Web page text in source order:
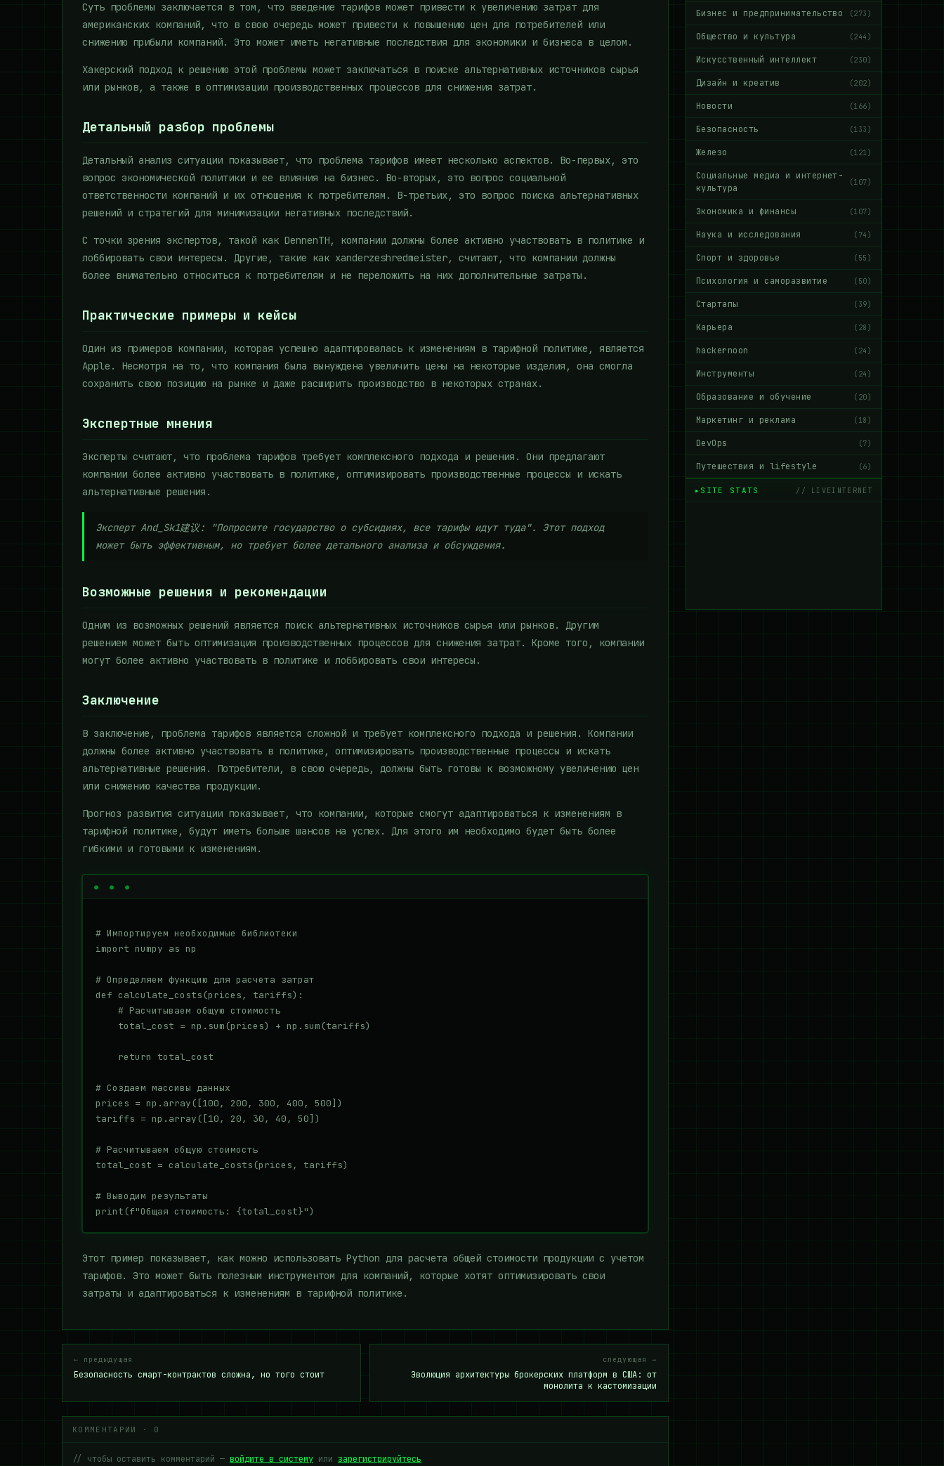
Суть проблемы заключается в том, что введение тарифов может привести к увеличению затрат для
американских компаний, что в свою очередь может привести к повышению цен для потребителей или
снижению прибыли компаний. Это может иметь негативные последствия для экономики и бизнеса в целом.
Хакерский подход к решению этой проблемы может заключаться в поиске альтернативных источников сырья
или рынков, а также в оптимизации производственных процессов для снижения затрат.
Детальный разбор проблемы
Детальный анализ ситуации показывает, что проблема тарифов имеет несколько аспектов. Во-первых, это
вопрос экономической политики и ее влияния на бизнес. Во-вторых, это вопрос социальной
ответственности компаний и их отношения к потребителям. В-третьих, это вопрос поиска альтернативных
решений и стратегий для минимизации негативных последствий.
С точки зрения экспертов, такой как DennenTH, компании должны более активно участвовать в политике и
лоббировать свои интересы. Другие, такие как xanderzeshredmeister, считают, что компании должны
более внимательно относиться к потребителям и не переложить на них дополнительные затраты.
Практические примеры и кейсы
Один из примеров компании, которая успешно адаптировалась к изменениям в тарифной политике, является
Apple. Несмотря на то, что компания была вынуждена увеличить цены на некоторые изделия, она смогла
сохранить свою позицию на рынке и даже расширить производство в некоторых странах.
Экспертные мнения
Эксперты считают, что проблема тарифов требует комплексного подхода и решения. Они предлагают
компании более активно участвовать в политике, оптимизировать производственные процессы и искать
альтернативные решения.
Эксперт And_Sk1建议: "Попросите государство о субсидиях, все тарифы идут туда". Этот подход
может быть эффективным, но требует более детального анализа и обсуждения.
Возможные решения и рекомендации
Одним из возможных решений является поиск альтернативных источников сырья или рынков. Другим
решением может быть оптимизация производственных процессов для снижения затрат. Кроме того, компании
могут более активно участвовать в политике и лоббировать свои интересы.
Заключение
В заключение, проблема тарифов является сложной и требует комплексного подхода и решения. Компании
должны более активно участвовать в политике, оптимизировать производственные процессы и искать
альтернативные решения. Потребители, в свою очередь, должны быть готовы к возможному увеличению цен
или снижению качества продукции.
Прогноз развития ситуации показывает, что компании, которые смогут адаптироваться к изменениям в
тарифной политике, будут иметь больше шансов на успех. Для этого им необходимо будет быть более
гибкими и готовыми к изменениям.
# Импортируем необходимые библиотеки
import numpy as np
# Определяем функцию для расчета затрат
def calculate_costs(prices, tariffs):
    # Расчитываем общую стоимость
    total_cost = np.sum(prices) + np.sum(tariffs)
    return total_cost
# Создаем массивы данных
prices = np.array([100, 200, 300, 400, 500])
tariffs = np.array([10, 20, 30, 40, 50])
# Расчитываем общую стоимость
total_cost = calculate_costs(prices, tariffs)
# Выводим результаты
Этот пример показывает, как можно использовать Python для расчета общей стоимости продукции с учетом
тарифов. Это может быть полезным инструментом для компаний, которые хотят оптимизировать свои
затраты и адаптироваться к изменениям в тарифной политике.
← предыдущая
Безопасность смарт-контрактов сложна, но того стоит
следующая →
Эволюция архитектуры брокерских платформ в США: от
монолита к кастомизации
КОММЕНТАРИИ · 0
// чтобы оставить комментарий — войдите в систему или зарегистрируйтесь
Бизнес и предпринимательство (273)
Общество и культура (244)
Искусственный интеллект (230)
Дизайн и креатив (202)
Новости (166)
Безопасность (133)
Железо (121)
Социальные медиа и интернет-
культура
(107)
Экономика и финансы (107)
Наука и исследования (74)
Спорт и здоровье (55)
Психология и саморазвитие (50)
Стартапы (39)
Карьера (28)
hackernoon (24)
Инструменты (24)
Образование и обучение (20)
Маркетинг и реклама (18)
DevOps (7)
Путешествия и lifestyle (6)
SITE STATS // LIVEINTERNET